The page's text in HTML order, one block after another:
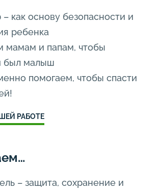
как основу безопасности и
ребенка
мамам и папам, чтобы
был малыш
помогаем, чтобы спасти
РАБОТЕ
– защита, сохранение и